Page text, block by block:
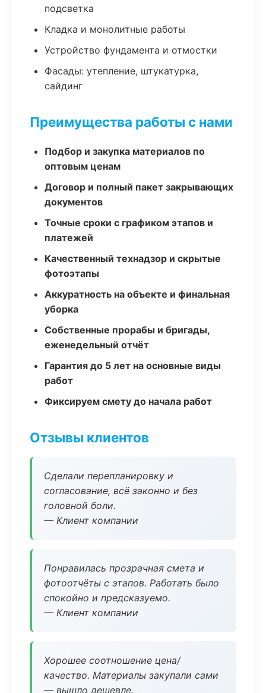
подсветка
Кладка и монолитные работы
Устройство фундамента и отмостки
Фасады: утепление, штукатурка,
сайдинг
Преимущества работы с нами
Подбор и закупка материалов по
оптовым ценам
Договор и полный пакет закрывающих
документов
Точные сроки с графиком этапов и
платежей
Качественный технадзор и скрытые
фотоэтапы
Аккуратность на объекте и финальная
уборка
Собственные прорабы и бригады,
еженедельный отчёт
Гарантия до 5 лет на основные виды
работ
Фиксируем смету до начала работ
Отзывы клиентов
Сделали перепланировку и
согласование, всё законно и без
головной боли.
— Клиент компании
Понравилась прозрачная смета и
фотоотчёты с этапов. Работать было
спокойно и предсказуемо.
— Клиент компании
Хорошее соотношение цена/
качество. Материалы закупали сами
— вышло дешевле.